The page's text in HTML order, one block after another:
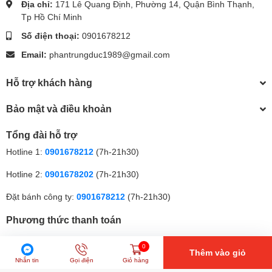
Bạn muốn dành tặng người ấy món quà ý nghĩa này? Hãy làm
theo các bước sau:
Nhắn tin trực tiếp vàofanpage Facebook
Cung cấp thông tin sản phẩm, địa chỉ giao hàng.
Hộp socola Valentine FS36
ngào mà còn là cầu nối tình yêu, giúp bạn truyền tải trọn vẹn cảm
xúc của mình đến người thương. Hãy để Valentine này trở thành
kem hương vị Việt. 💕🍫
Địa chỉ: 171 Lê Quang Định, Phường 14, Quận Bình Thạnh,
Tp Hồ Chí Minh
Số điện thoại: 0901678212
Email: phantrungduc1989@gmail.com
Hỗ trợ khách hàng
Bảo mật và điều khoản
Tổng đài hỗ trợ
Hotline 1: 0901678212 (7h-21h30)
Hotline 2: 0901678202 (7h-21h30)
Đặt bánh công ty: 0901678212 (7h-21h30)
Phương thức thanh toán
Nhắn tin Gọi điện
0
Giỏ hàng
Thêm vào giỏ